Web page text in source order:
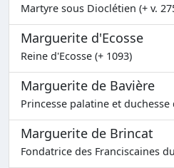
Martyre sous Dioclétien (+ v.
Marguerite d'Ecosse
Reine d'Ecosse (+ 1093)
Marguerite de Bavière
Princesse palatine et duchesse
Marguerite de Brincat
Fondatrice des Franciscaines